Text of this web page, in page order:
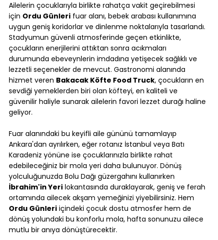
Ailelerin çocuklarıyla birlikte rahatça vakit geçirebilmesi
için Ordu Günleri fuar alanı, bebek arabası kullanımına
uygun geniş koridorlar ve dinlenme noktalarıyla tasarlandı.
Stadyumun güvenli atmosferinde geçen etkinlikte,
çocukların enerjilerini attıktan sonra acıkmaları
durumunda ebeveynlerin imdadına yetişecek sağlıklı ve
lezzetli seçenekler de mevcut. Gastronomi alanında
hizmet veren Bakacak Köfte Food Truck, çocukların en
sevdiği yemeklerden biri olan köfteyi, en kaliteli ve
güvenilir haliyle sunarak ailelerin favori lezzet durağı haline
geliyor.
Fuar alanındaki bu keyifli aile gününü tamamlayıp
Ankara'dan ayrılırken, eğer rotanız İstanbul veya Batı
Karadeniz yönüne ise çocuklarınızla birlikte rahat
edebileceğiniz bir mola yeri daha bulunuyor. Dönüş
yolculuğunuzda Bolu Dağı güzergahını kullanırken
İbrahim'in Yeri lokantasında duraklayarak, geniş ve ferah
ortamında ailecek akşam yemeğinizi yiyebilirsiniz. Hem
Ordu Günleri içindeki çocuk dostu atmosfer hem de
dönüş yolundaki bu konforlu mola, hafta sonunuzu ailece
mutlu bir anıya dönüştürecektir.